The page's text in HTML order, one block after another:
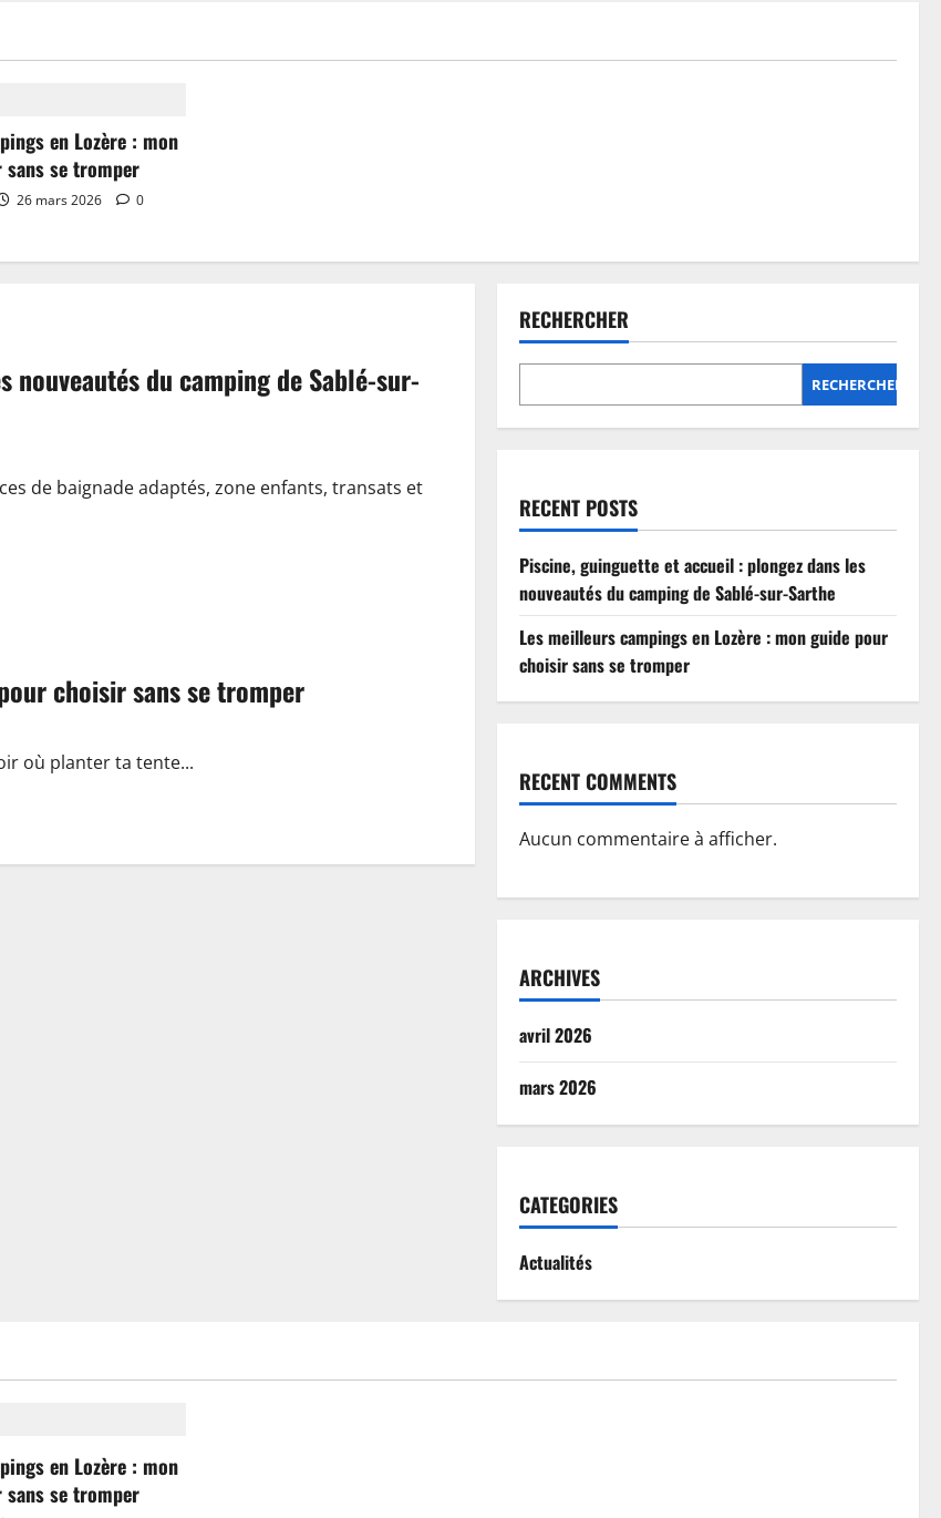
en Lozère : mon
se tromper
26 mars 2026 0
du camping de Sablé-sur-
de baignade adaptés, zone enfants, transats et
choisir sans se tromper
où planter ta tente...
RECHERCHER
RECHERCHER
RECENT POSTS
Piscine, guinguette et accueil : plongez dans les
nouveautés du camping de Sablé-sur-Sarthe
Les meilleurs campings en Lozère : mon guide pour
choisir sans se tromper
RECENT COMMENTS
Aucun commentaire à afficher.
ARCHIVES
avril 2026
mars 2026
CATEGORIES
Actualités
en Lozère : mon
se tromper